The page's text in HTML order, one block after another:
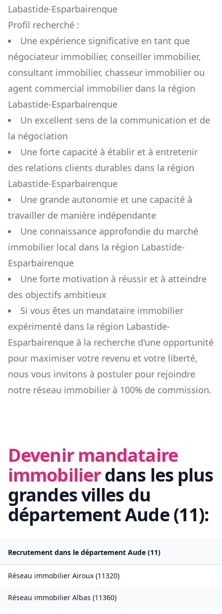
Labastide-Esparbairenque
Profil recherché :
Une expérience significative en tant que
négociateur immobilier, conseiller immobilier,
consultant immobilier, chasseur immobilier ou
agent commercial immobilier dans la région
Labastide-Esparbairenque
Un excellent sens de la communication et de
la négociation
Une forte capacité à établir et à entretenir
des relations clients durables dans la région
Labastide-Esparbairenque
Une grande autonomie et une capacité à
travailler de manière indépendante
Une connaissance approfondie du marché
immobilier local dans la région Labastide-
Esparbairenque
Une forte motivation à réussir et à atteindre
des objectifs ambitieux
Si vous êtes un mandataire immobilier
expérimenté dans la région Labastide-
Esparbairenque à la recherche d'une opportunité
pour maximiser votre revenu et votre liberté,
nous vous invitons à postuler pour rejoindre
notre réseau immobilier à 100% de commission.
Devenir mandataire
immobilierdans les plus
grandes villes du
départementAude(11):
Recrutement dans le département Aude (11)
Réseau immobilier Airoux (11320)
Réseau immobilier Albas (11360)